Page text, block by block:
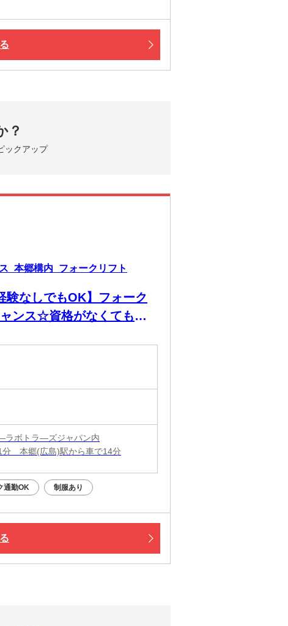
ます。
？
ックアップ
_本郷構内_フォークリフト
験なしでもOK】フォーク
ンス☆資格がなくても
ラボトラ―ズジャパン内
本郷(広島)駅から車で14分
通勤OK 制服あり